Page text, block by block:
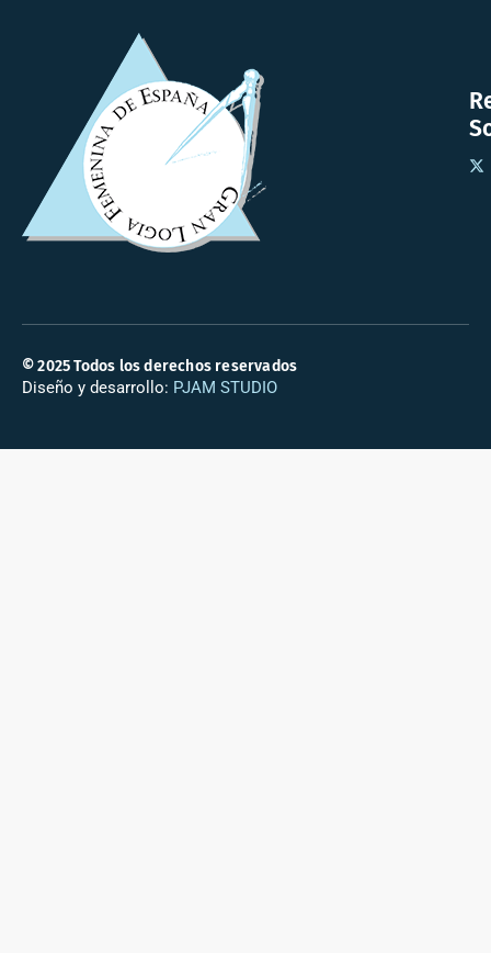
© 2025 Todos los derechos reservados
Diseño y desarrollo: PJAM STUDIO